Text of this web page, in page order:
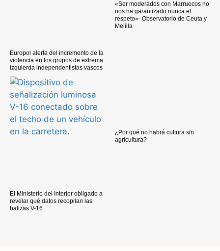
Europol alerta del incremento de la
violencia en los grupos de extrema
izquierda independentistas vascos
«Ser moderados con Marruecos no
nos ha garantizado nunca el
respeto»- Observatorio de Ceuta y
Melilla
El Ministerio del Interior obligado a
revelar qué datos recopilan las
balizas V-16
¿Por qué no habrá cultura sin
agricultura?